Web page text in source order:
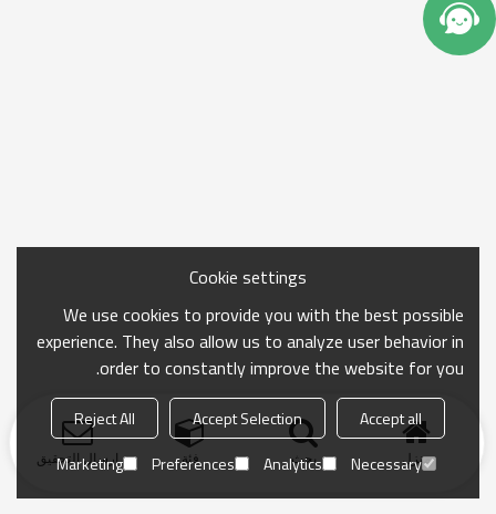
منزل بحث فئة ارسال التحقيق
Cookie settings
We use cookies to provide you with the best possible
experience. They also allow us to analyze user behavior in
order to constantly improve the website for you.
Accept all
Accept Selection
Reject All
Necessary
Analytics
Preferences
Marketing